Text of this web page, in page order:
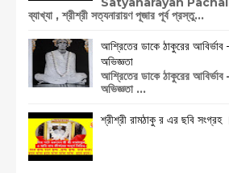
ব্যাখ্যা , শ্রীশ্রী সত্যনারায়ণ পূজার পূর্ব প্রস্তু...
আশ্রিতের ডাকে ঠাকুরের
অভিজ্ঞতা
আশ্রিতের ডাকে ঠাকুরের
অভিজ্ঞতা ...
শ্রীশ্রী রামঠাকু র এর ছবি সংগ্রহ